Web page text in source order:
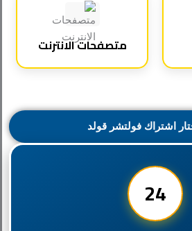
متصفحات الانترنت
اشتراك فولتشر قولد
24